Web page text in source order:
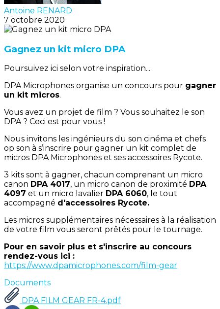
Antoine RENARD
7 octobre 2020
Gagnez un kit micro DPA
Poursuivez ici selon votre inspiration...
DPA Microphones organise un concours pour gagner
un kit micros.
Vous avez un projet de film ? Vous souhaitez le son
DPA ? Ceci est pour vous !
Nous invitons les ingénieurs du son cinéma et chefs
op son à s’inscrire pour gagner un kit complet de
micros DPA Microphones et ses accessoires Rycote.
3 kits sont à gagner, chacun comprenant un micro
canon DPA 4017, un micro canon de proximité DPA
4097 et un micro lavalier DPA 6060, le tout
accompagné d'accessoires Rycote.
Les micros supplémentaires nécessaires à la réalisation
de votre film vous seront prêtés pour le tournage.
Pour en savoir plus et s'inscrire au concours
rendez-vous ici :
https://www.dpamicrophones.com/film-gear
Documents
DPA FILM GEAR FR-4.pdf